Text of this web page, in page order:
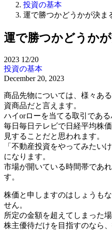
投資の基本
運で勝つかどうかが決ま
運で勝つかどうか
2023 12/20
投資の基本
December 20, 2023
商品先物については、様々あ
資商品だと言えます。
ハイorローを当てる取引であ
毎日毎日テレビで日経平均株
見することだと思われます。
「不動産投資をやってみたい
になります。
市場が開いている時間帯であ
す。
株価と申しますのはしょうも
せん。
所定の金額を超えてしまった
株主優待だけを目指すのなら